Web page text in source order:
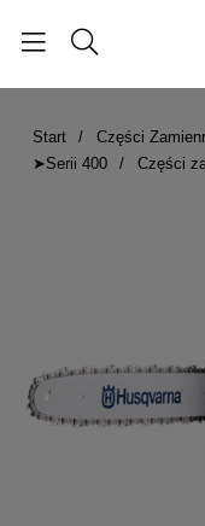
Start Części
➤Serii 400
Części